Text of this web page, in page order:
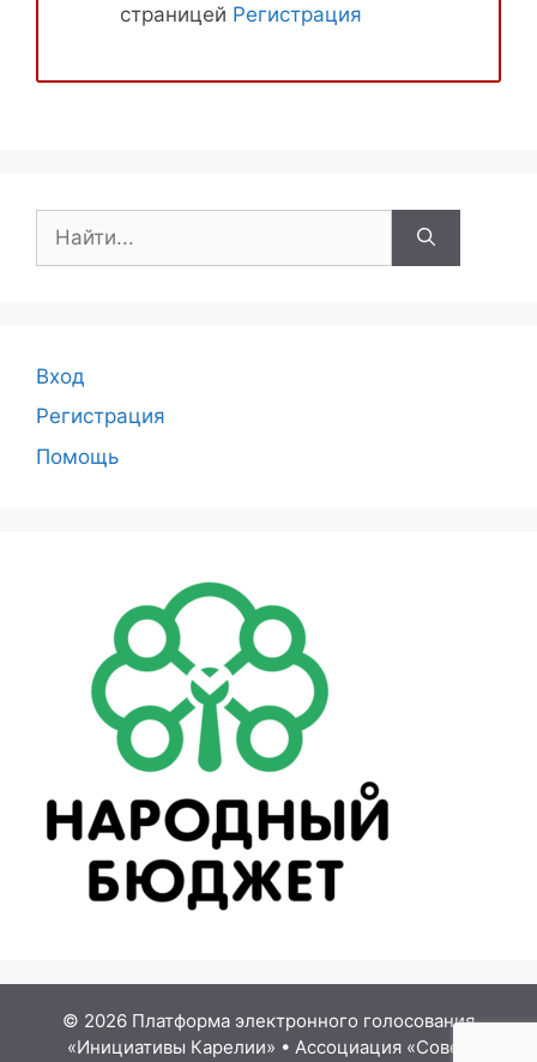
страницей Регистрация
Вход
Регистрация
Помощь
© 2026 Платформа электронного голосования
«Инициативы Карелии» • Ассоциация «Совет